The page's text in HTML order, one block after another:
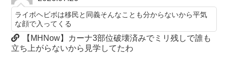
ライボヘビボは移民と同義そんなことも分からないから平気
な顔で入ってくる
【MHNow】カーナ3部位破壊済みでミリ残しで誰も
立ち上がらないから見学してたわ